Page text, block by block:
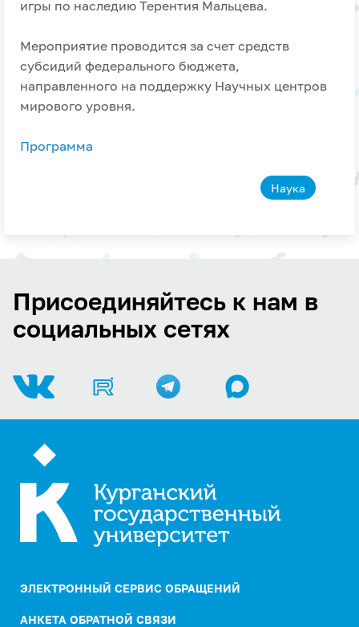
игры по наследию Терентия Мальцева.
Мероприятие проводится за счет средств
субсидий федерального бюджета,
направленного на поддержку Научных центров
мирового уровня.
Программа
Наука
Присоединяйтесь к нам в
социальных сетях
ЭЛЕКТРОННЫЙ СЕРВИС ОБРАЩЕНИЙ
АНКЕТА ОБРАТНОЙ СВЯЗИ